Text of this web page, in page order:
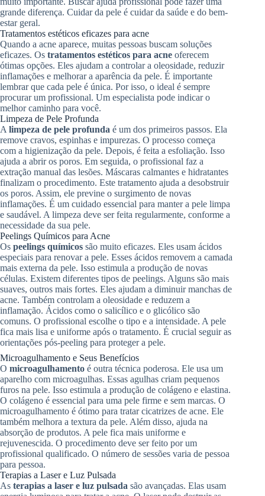
grande diferença. Cuidar da pele é cuidar da saúde e do bem-
estar geral.
Tratamentos estéticos eficazes para acne
Quando a acne aparece, muitas pessoas buscam soluções
eficazes. Os tratamentos estéticos para acne oferecem
ótimas opções. Eles ajudam a controlar a oleosidade, reduzir
inflamações e melhorar a aparência da pele. É importante
lembrar que cada pele é única. Por isso, o ideal é sempre
procurar um profissional. Um especialista pode indicar o
melhor caminho para você.
Limpeza de Pele Profunda
A limpeza de pele profunda é um dos primeiros passos. Ela
remove cravos, espinhas e impurezas. O processo começa
com a higienização da pele. Depois, é feita a esfoliação. Isso
ajuda a abrir os poros. Em seguida, o profissional faz a
extração manual das lesões. Máscaras calmantes e hidratantes
finalizam o procedimento. Este tratamento ajuda a desobstruir
os poros. Assim, ele previne o surgimento de novas
inflamações. É um cuidado essencial para manter a pele limpa
e saudável. A limpeza deve ser feita regularmente, conforme a
necessidade da sua pele.
Peelings Químicos para Acne
Os peelings químicos são muito eficazes. Eles usam ácidos
especiais para renovar a pele. Esses ácidos removem a camada
mais externa da pele. Isso estimula a produção de novas
células. Existem diferentes tipos de peelings. Alguns são mais
suaves, outros mais fortes. Eles ajudam a diminuir manchas de
acne. Também controlam a oleosidade e reduzem a
inflamação. Ácidos como o salicílico e o glicólico são
comuns. O profissional escolhe o tipo e a intensidade. A pele
fica mais lisa e uniforme após o tratamento. É crucial seguir as
orientações pós-peeling para proteger a pele.
Microagulhamento e Seus Benefícios
O microagulhamento é outra técnica poderosa. Ele usa um
aparelho com microagulhas. Essas agulhas criam pequenos
furos na pele. Isso estimula a produção de colágeno e elastina.
O colágeno é essencial para uma pele firme e sem marcas. O
microagulhamento é ótimo para tratar cicatrizes de acne. Ele
também melhora a textura da pele. Além disso, ajuda na
absorção de produtos. A pele fica mais uniforme e
rejuvenescida. O procedimento deve ser feito por um
profissional qualificado. O número de sessões varia de pessoa
para pessoa.
Terapias a Laser e Luz Pulsada
As terapias a laser e luz pulsada são avançadas. Elas usam